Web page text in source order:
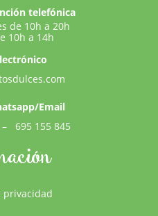
privacidad
telefónica
de 10h a 20h
10h a 14h
Email
– 695 155 845